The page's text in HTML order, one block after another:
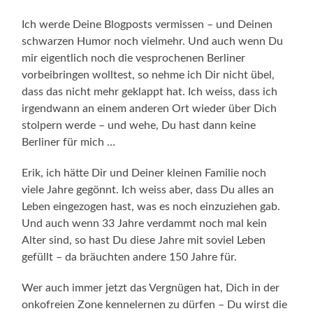
Ich werde Deine Blogposts vermissen – und Deinen
schwarzen Humor noch vielmehr. Und auch wenn Du
mir eigentlich noch die vesprochenen Berliner
vorbeibringen wolltest, so nehme ich Dir nicht übel,
dass das nicht mehr geklappt hat. Ich weiss, dass ich
irgendwann an einem anderen Ort wieder über Dich
stolpern werde – und wehe, Du hast dann keine
Berliner für mich …
Erik, ich hätte Dir und Deiner kleinen Familie noch
viele Jahre gegönnt. Ich weiss aber, dass Du alles an
Leben eingezogen hast, was es noch einzuziehen gab.
Und auch wenn 33 Jahre verdammt noch mal kein
Alter sind, so hast Du diese Jahre mit soviel Leben
gefüllt – da bräuchten andere 150 Jahre für.
Wer auch immer jetzt das Vergnügen hat, Dich in der
onkofreien Zone kennelernen zu dürfen – Du wirst die